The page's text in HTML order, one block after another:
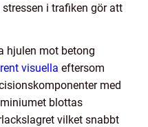
i trafiken gör att
hjulen mot betong
rent visuella eftersom
med
blottas
vilket snabbt